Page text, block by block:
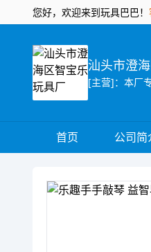
您好，欢迎来到玩具巴巴！
汕头市澄
[主营]：本厂
首页 公司简